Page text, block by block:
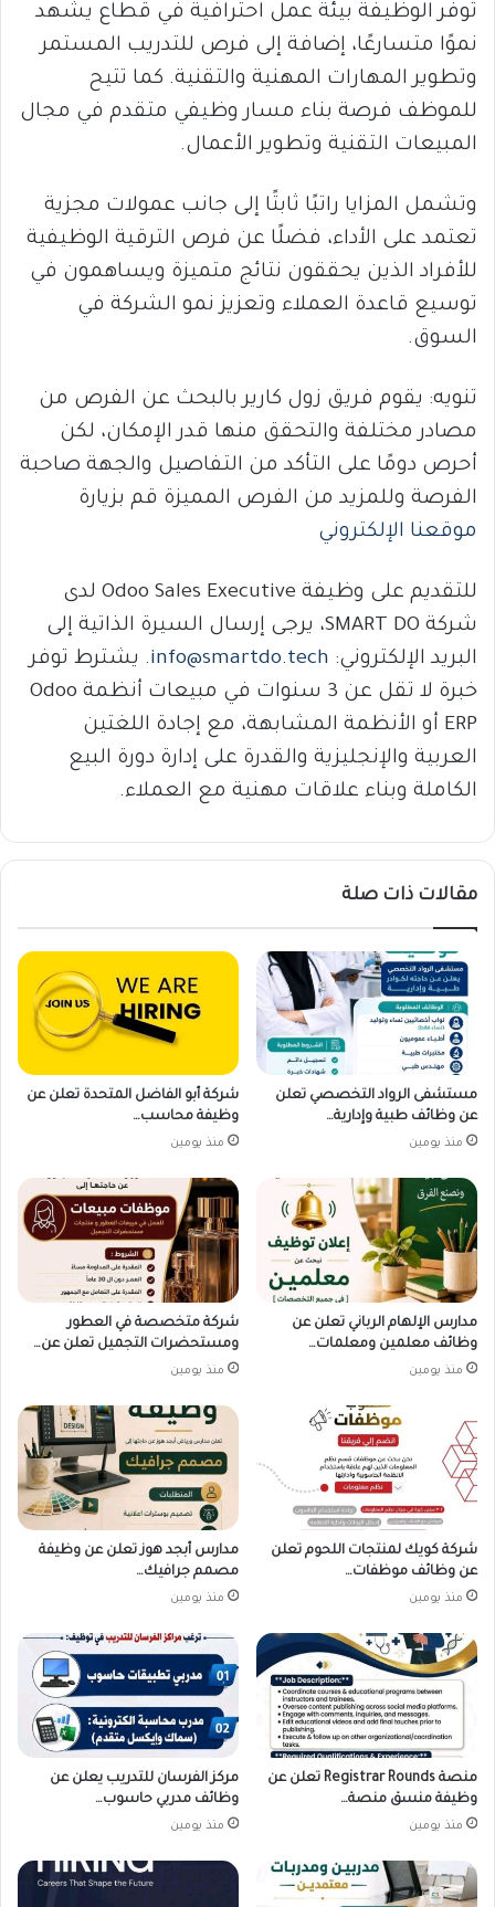
توفر الوظيفة بيئة عمل احترافية في قطاع يشهد
نموًا متسارعًا، إضافة إلى فرص للتدريب المستمر
وتطوير المهارات المهنية والتقنية. كما تتيح
للموظف فرصة بناء مسار وظيفي متقدم في مجال
المبيعات التقنية وتطوير الأعمال.
وتشمل المزايا راتبًا ثابتًا إلى جانب عمولات مجزية
تعتمد على الأداء، فضلًا عن فرص الترقية الوظيفية
للأفراد الذين يحققون نتائج متميزة ويساهمون في
توسيع قاعدة العملاء وتعزيز نمو الشركة في
السوق.
تنويه: يقوم فريق زول كارير بالبحث عن الفرص من
مصادر مختلفة والتحقق منها قدر الإمكان، لكن
أحرص دومًا على التأكد من التفاصيل والجهة صاحبة
الفرصة وللمزيد من الفرص المميزة قم بزيارة
موقعنا الإلكتروني
للتقديم على وظيفة Odoo Sales Executive لدى
شركة SMART DO، يرجى إرسال السيرة الذاتية إلى
البريد الإلكتروني: info@smartdo.tech. يشترط توفر
خبرة لا تقل عن 3 سنوات في مبيعات أنظمة Odoo
ERP أو الأنظمة المشابهة، مع إجادة اللغتين
العربية والإنجليزية والقدرة على إدارة دورة البيع
الكاملة وبناء علاقات مهنية مع العملاء.
مقالات ذات صلة
مستشفى الرواد التخصصي تعلن
عن وظائف طبية وإدارية…
منذ يومين
شركة أبو الفاضل المتحدة تعلن عن
وظيفة محاسب…
منذ يومين
مدارس الإلهام الرباني تعلن عن
وظائف معلمين ومعلمات…
منذ يومين
شركة متخصصة في العطور
ومستحضرات التجميل تعلن عن…
منذ يومين
شركة كويك لمنتجات اللحوم تعلن
عن وظائف موظفات…
منذ يومين
مدارس أبجد هوز تعلن عن وظيفة
مصمم جرافيك…
منذ يومين
منصة Registrar Rounds تعلن عن
وظيفة منسق منصة…
منذ يومين
مركز الفرسان للتدريب يعلن عن
وظائف مدربي حاسوب…
منذ يومين